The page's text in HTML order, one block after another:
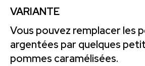
VARIANTE
Vous pouvez remplacer les
argentées par quelques
pommes caramélisées.